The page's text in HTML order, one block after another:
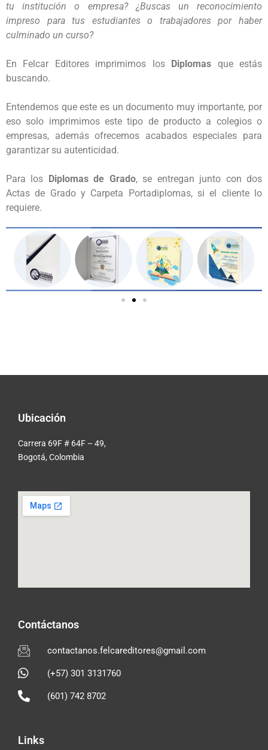
tu institución o empresa? ¿Buscas un reconocimiento
impreso para tus estudiantes o trabajadores por haber
culminado un curso?
En Felcar Editores imprimimos los Diplomas que estás
buscando.
Entendemos que este es un documento muy importante, por
eso solo imprimimos este tipo de producto a colegios o
empresas, además ofrecemos acabados especiales para
garantizar su autenticidad.
Para los Diplomas de Grado, se entregan junto con dos
Actas de Grado y Carpeta Portadiplomas, si el cliente lo
Ubicación
Carrera 69F # 64F – 49,
Bogotá, Colombia
Contáctanos
contactanos.felcareditores@gmail.com
(+57) 301 3131760
(601) 742 8702
Links